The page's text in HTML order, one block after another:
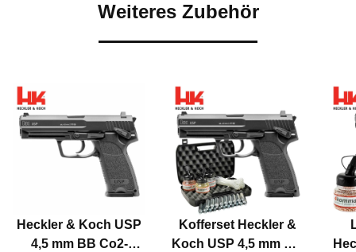
Weiteres Zubehör
Heckler & Koch USP
4,5 mm BB Co2-
Kofferset Heckler &
Koch USP 4,5 mm BB